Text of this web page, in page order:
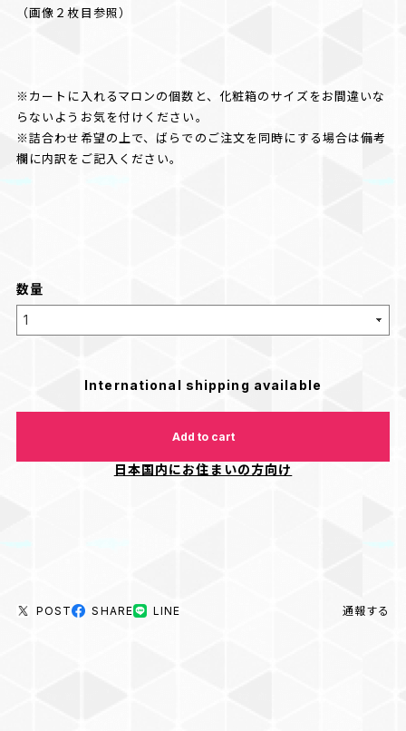
（画像２枚目参照）
※カートに入れるマロンの個数と、化粧箱のサイズをお間違いな
らないようお気を付けください。
※詰合わせ希望の上で、ばらでのご注文を同時にする場合は備考
欄に内訳をご記入ください。
数量
International shipping available
Add to cart
日本国内にお住まいの方向け
POST SHARE LINE 通報する